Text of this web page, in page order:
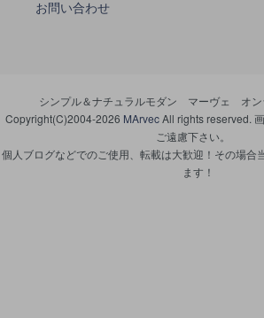
お問い合わせ
シンプル＆ナチュラルモダン マーヴェ オン
Copyright(C)2004-2026 MArvecAll rights reserved.
ご遠慮下さい。
個人ブログなどでのご使用、転載は大歓迎！その場合
ます！